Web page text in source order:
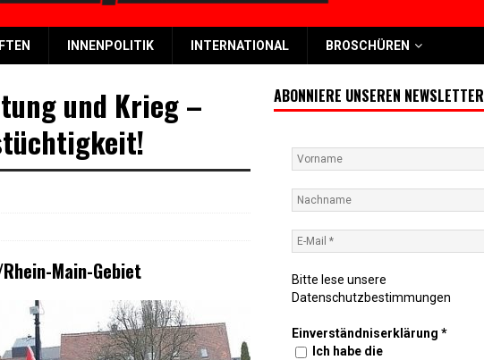
INNENPOLITIK INTERNATIONAL BROSCHÜREN
und Krieg –
Main-Gebiet
ABONNIERE UNSEREN NEWSLETTER
Bitte lese unsere
Datenschutzbestimmungen
Einverständniserklärung *
Ich habe die